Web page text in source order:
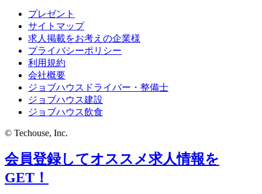
プレゼント
サイトマップ
求人掲載をお考えの企業様
プライバシーポリシー
利用規約
会社概要
ジョブハウスドライバー・整備士
ジョブハウス建設
ジョブハウス飲食
© Techouse, Inc.
会員登録してオススメ求人情報を
GET！